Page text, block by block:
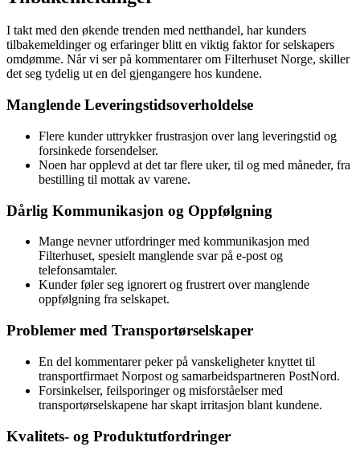
I takt med den økende trenden med netthandel, har kunders
tilbakemeldinger og erfaringer blitt en viktig faktor for selskapers
omdømme. Når vi ser på kommentarer om Filterhuset Norge, skiller
det seg tydelig ut en del gjengangere hos kundene.
Manglende Leveringstidsoverholdelse
Flere kunder uttrykker frustrasjon over lang leveringstid og
forsinkede forsendelser.
Noen har opplevd at det tar flere uker, til og med måneder, fra
bestilling til mottak av varene.
Dårlig Kommunikasjon og Oppfølgning
Mange nevner utfordringer med kommunikasjon med
Filterhuset, spesielt manglende svar på e-post og
telefonsamtaler.
Kunder føler seg ignorert og frustrert over manglende
oppfølgning fra selskapet.
Problemer med Transportørselskaper
En del kommentarer peker på vanskeligheter knyttet til
transportfirmaet Norpost og samarbeidspartneren PostNord.
Forsinkelser, feilsporinger og misforståelser med
transportørselskapene har skapt irritasjon blant kundene.
Kvalitets- og Produktutfordringer